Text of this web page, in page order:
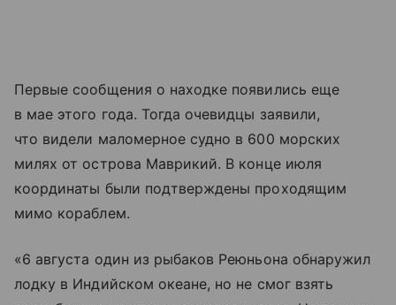
Первые сообщения о находке появились еще
в мае этого года. Тогда очевидцы заявили,
что видели маломерное судно в 600 морских
милях от острова Маврикий. В конце июля
координаты были подтверждены проходящим
мимо кораблем.
«6 августа один из рыбаков Реюньона обнаружил
лодку в Индийском океане, но не смог взять